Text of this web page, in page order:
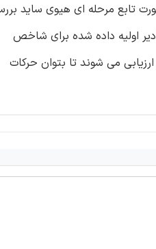
تابع مرحله ای هیوی ساید
اولیه داده شده برای شاخص
می شوند تا بتوان حرکات